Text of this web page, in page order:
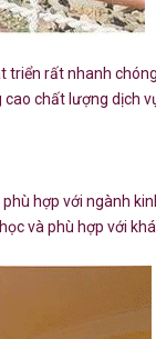
triển rất nhanh
chất lượng dịch
hợp với ngành
và phù hợp với